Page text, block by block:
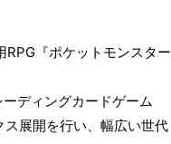
『ポケットモンスター
ディングカードゲーム
ス展開を行い、幅広い世代